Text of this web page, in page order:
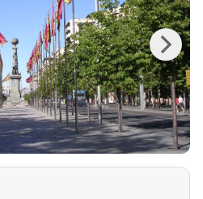
Next